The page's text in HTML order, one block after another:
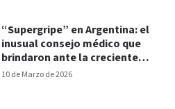
10 de Marzo de 2026
“Supergripe” en Argentina: el
inusual consejo médico que
brindaron ante la creciente
circulación del virus